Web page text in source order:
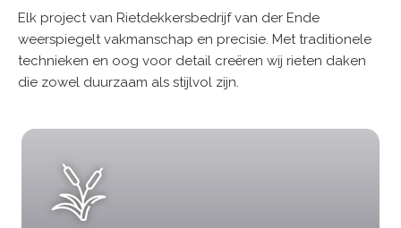
Elk project van Rietdekkersbedrijf van der Ende
weerspiegelt vakmanschap en precisie. Met traditionele
technieken en oog voor detail creëren wij rieten daken
die zowel duurzaam als stijlvol zijn.